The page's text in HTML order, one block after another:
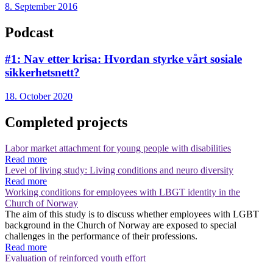
8. September 2016
Podcast
#1: Nav etter krisa: Hvordan styrke vårt sosiale
sikkerhetsnett?
18. October 2020
Completed projects
Labor market attachment for young people with disabilities
Read more
Level of living study: Living conditions and neuro diversity
Read more
Working conditions for employees with LBGT identity in the
Church of Norway
The aim of this study is to discuss whether employees with LGBT
background in the Church of Norway are exposed to special
challenges in the performance of their professions.
Read more
Evaluation of reinforced youth effort